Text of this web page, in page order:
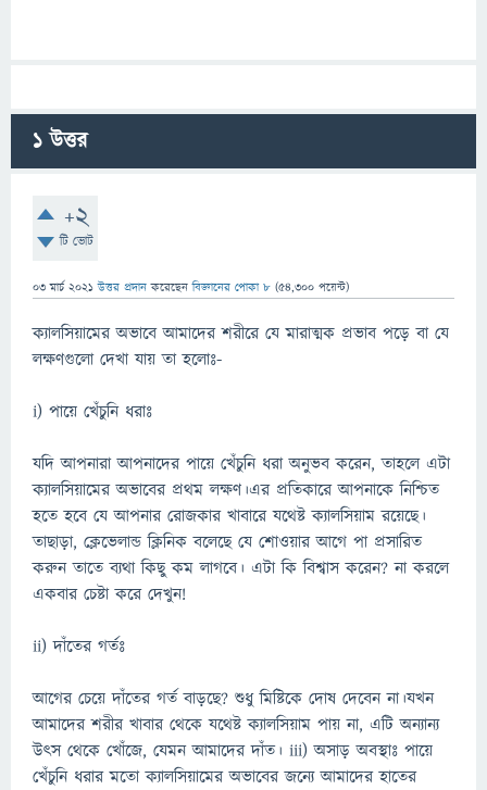
1উত্তর
+2
টি ভোট
03 মার্চ 2021 উত্তর প্রদান করেছেনবিজ্ঞানের পোকা ৮ (54,300 পয়েন্ট)
ক্যালসিয়ামের অভাবে আমাদের শরীরে যে মারাত্মক প্রভাব পড়ে বা যে
লক্ষণগুলো দেখা যায় তা হলোঃ-
i) পায়ে খেঁচুনি ধরাঃ
যদি আপনারা আপনাদের পায়ে খেঁচুনি ধরা অনুভব করেন, তাহলে এটা
ক্যালসিয়ামের অভাবের প্রথম লক্ষণ।এর প্রতিকারে আপনাকে নিশ্চিত
হতে হবে যে আপনার রোজকার খাবারে যথেষ্ট ক্যালসিয়াম রয়েছে।
তাছাড়া, ক্লেভেলান্ড ক্লিনিক বলেছে যে শোওয়ার আগে পা প্রসারিত
করুন তাতে ব্যথা কিছু কম লাগবে। এটা কি বিশ্বাস করেন? না করলে
একবার চেষ্টা করে দেখুন!
ii) দাঁতের গর্তঃ
আগের চেয়ে দাঁতের গর্ত বাড়ছে? শুধু মিষ্টিকে দোষ দেবেন না।যখন
আমাদের শরীর খাবার থেকে যথেষ্ট ক্যালসিয়াম পায় না, এটি অন্যান্য
উৎস থেকে খোঁজে, যেমন আমাদের দাঁত। iii) অসাড় অবস্থাঃ পায়ে
খেঁচুনি ধরার মতো ক্যালসিয়ামের অভাবের জন্যে আমাদের হাতের